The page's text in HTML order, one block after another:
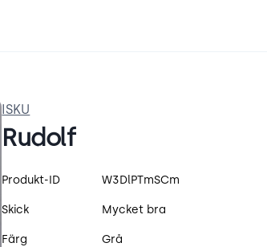
ISKU
Rudolf
Produktspecifikation
Produkt-ID W3DlPTmSCm
Skick Mycket bra
Färg Grå